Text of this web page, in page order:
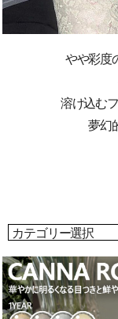
やや彩度
溶け込む
夢幻